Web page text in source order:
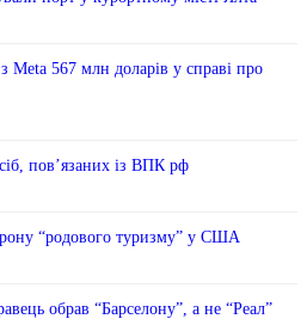
567 млн ​​доларів у справі про
пов’язаних із ВПК рф
“родового туризму” у США
обрав “Барселону”, а не “Реал”